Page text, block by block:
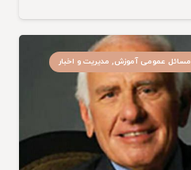
مسائل عمومی آموزش, مدیریت و اخبار